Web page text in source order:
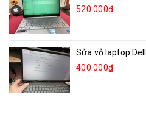
520.000₫
Sửa vỏ laptop
400.000₫